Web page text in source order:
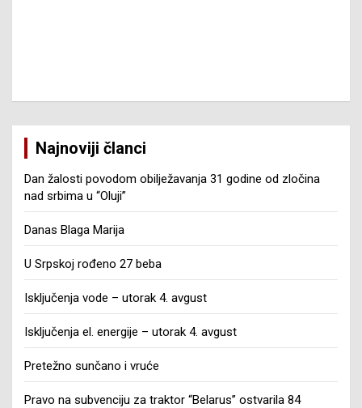
Najnoviji članci
Dan žalosti povodom obilježavanja 31 godine od zločina
nad srbima u “Oluji”
Danas Blaga Marija
U Srpskoj rođeno 27 beba
Isključenja vode – utorak 4. avgust
Isključenja el. energije – utorak 4. avgust
Pretežno sunčano i vruće
Pravo na subvenciju za traktor “Belarus” ostvarila 84